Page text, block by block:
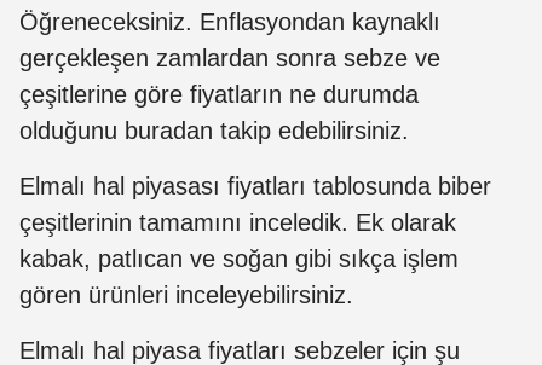
Öğreneceksiniz. Enflasyondan kaynaklı
gerçekleşen zamlardan sonra sebze ve
çeşitlerine göre fiyatların ne durumda
olduğunu buradan takip edebilirsiniz.
Elmalı hal piyasası fiyatları tablosunda biber
çeşitlerinin tamamını inceledik. Ek olarak
kabak, patlıcan ve soğan gibi sıkça işlem
gören ürünleri inceleyebilirsiniz.
Elmalı hal piyasa fiyatları sebzeler için şu